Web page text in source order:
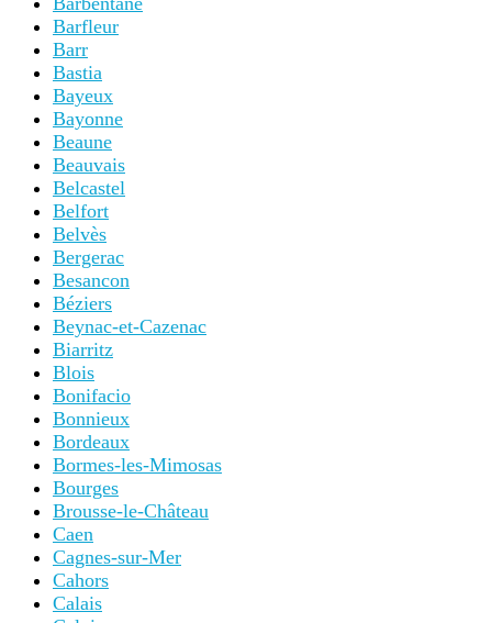
Barfleur
Barr
Bastia
Bayeux
Bayonne
Beaune
Beauvais
Belcastel
Belfort
Belvès
Bergerac
Besancon
Béziers
Beynac-et-Cazenac
Biarritz
Blois
Bonifacio
Bonnieux
Bordeaux
Bormes-les-Mimosas
Bourges
Brousse-le-Château
Caen
Cagnes-sur-Mer
Cahors
Calais